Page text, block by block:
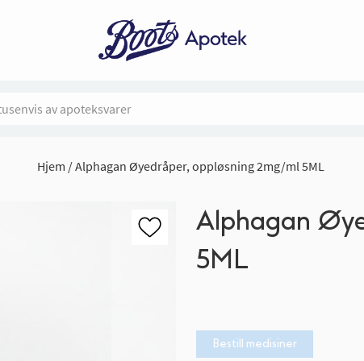
Hjem Alphagan Øyedråper, oppløsning 2mg/ml 5ML
Alphagan
5ML
Bestill medisiner